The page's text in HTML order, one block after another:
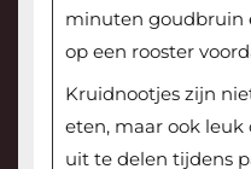
minuten goudbruin
op een rooster
Kruidnootjes zijn
eten, maar ook leuk
uit te delen tijdens